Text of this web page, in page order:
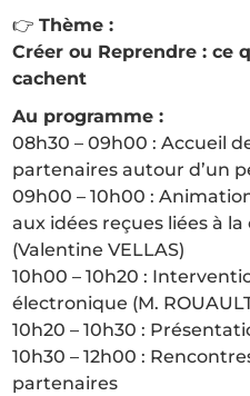
👉Thème :
Créer ou Reprendre : ce
cachent
Au programme :
08h30 – 09h00 : Accueil
partenaires autour d’un
09h00 – 10h00 :
aux idées reçues liées à
(Valentine VELLAS)
10h00 – 10h20 :
électronique (M.
10h20 – 10h30 :
10h30 – 12h00 :
partenaires